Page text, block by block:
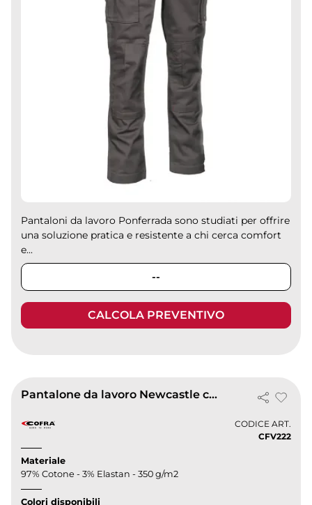
Pantaloni da lavoro Ponferrada sono studiati per offrire
una soluzione pratica e resistente a chi cerca comfort
e...
--
CALCOLA PREVENTIVO
Pantalone da lavoro Newcastle con tasche resistenti
CODICE ART.
CFV222
Materiale
97% Cotone - 3% Elastan - 350 g/m2
Colori disponibili